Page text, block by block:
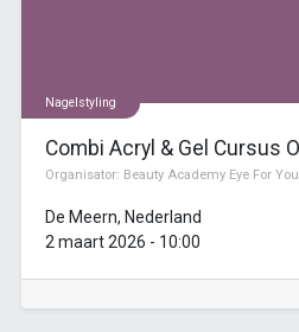
Nagelstyling
Organisator: Beauty Academy Eye For You
De Meern, Nederland
2 maart 2026 - 10:00